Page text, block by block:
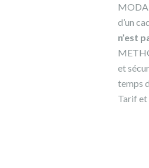
d’un
n’est
et
temps
Tarif et